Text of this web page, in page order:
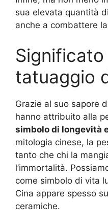
sua elevata quantità
anche a combattere
Significato
tatuaggio
Grazie al suo sapore
hanno attribuito alla
simbolo di longevità
mitologia cinese, la
tanto che chi la
l’immortalità.
come simbolo di vita
Cina appare spesso
ceramiche.